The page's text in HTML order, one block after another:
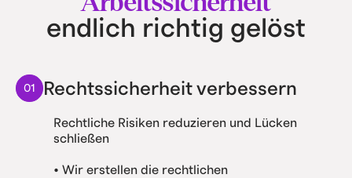
endlich richtig gelöst
01 Rechtssicherheit verbessern
Rechtliche Risiken reduzieren und Lücken
schließen
• Wir erstellen die rechtlichen